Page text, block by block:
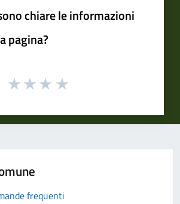
chiare le informazioni
pagina?
frequenti